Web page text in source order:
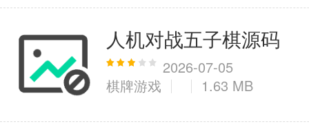
人机对战五子棋源码
2026-07-05
棋牌游戏
1.63 MB